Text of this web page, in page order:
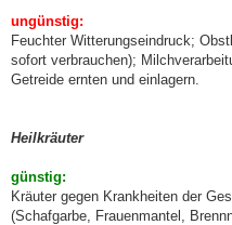
ungünstig:
Feuchter Witterungseindruck;
sofort verbrauchen);
Getreide ernten und einlagern.
Heilkräuter
günstig:
Kräuter gegen Krankheiten der
(Schafgarbe, Frauenmantel,